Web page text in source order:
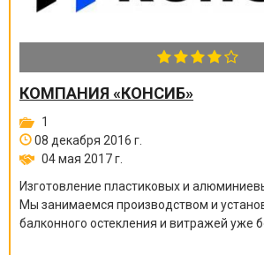
КОМПАНИЯ «КОНСИБ»
1
08 декабря 2016 г.
04 мая 2017 г.
Изготовление пластиковых и
Мы занимаемся производством и
балконного остекления и витражей уже